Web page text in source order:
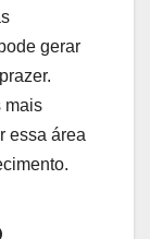
gerar
mais
essa área